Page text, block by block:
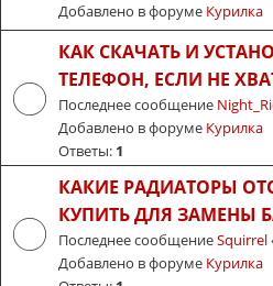
Добавлено в форуме Курилка
КАК СКАЧАТЬ И
ТЕЛЕФОН, ЕСЛИ НЕ
Последнее сообщение
Добавлено в форуме Курилка
Ответы: 1
КАКИЕ РАДИАТОРЫ
КУПИТЬ ДЛЯ ЗАМЕНЫ
Последнее сообщениеSquirrel
Добавлено в форуме Курилка